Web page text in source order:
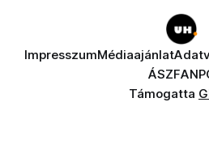
ImpresszumMédiaajánlat
ÁSZF
Támogatta